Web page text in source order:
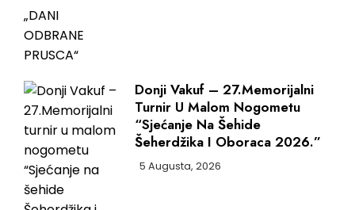
Donji Vakuf – 27.Memorijalni
Turnir U Malom Nogometu
“Sjećanje Na Šehide
Šeherdžika I Oboraca 2026.”
5 Augusta, 2026